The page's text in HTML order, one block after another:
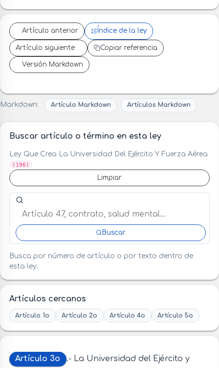
Artículo anterior Índice de la ley
Artículo siguiente Copiar referencia
Versión Markdown
Markdown: Artículo Markdown Artículos Markdown
Buscar artículo o término en esta ley
Ley Que Crea La Universidad Del Ejército Y Fuerza Aérea
(196)
Limpiar
Buscar artículo o término en esta ley
Buscar
Busca por número de artículo o por texto dentro de
esta ley.
Artículos cercanos
Artículo 1o Artículo 2o Artículo 4o Artículo 5o
Artículo 3o
.- La Universidad del Ejército y